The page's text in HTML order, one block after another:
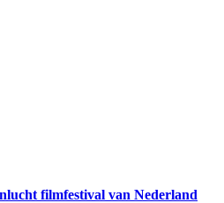
filmfestival van Nederland